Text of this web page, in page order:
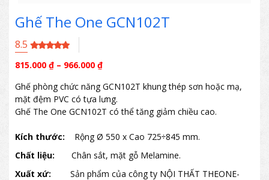
Ghế The One GCN102T
8.5
815.000 ₫ – 966.000 ₫
Ghế phòng chức năng GCN102T khung thép sơn hoặc mạ,
mặt đệm PVC có tựa lưng.
Ghế The One GCN102T có thể tăng giảm chiều cao.
Kích thước: Rộng Ø 550 x Cao 725÷845 mm.
Chất liệu:
Chân sắt, mặt gỗ Melamine.
Xuất xứ:
Sản phẩm của công ty NỘI THẤT THEONE-